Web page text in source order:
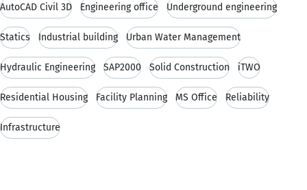
AutoCAD Civil 3D Engineering office Underground engineering
Statics Industrial building Urban Water Management
Hydraulic Engineering SAP2000 Solid Construction iTWO
Residential Housing Facility Planning MS Office Reliability
Infrastructure